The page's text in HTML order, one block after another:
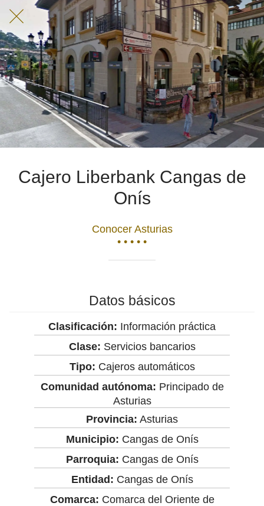
Cajero Liberbank Cangas de
Onís
Conocer Asturias
• • • • •
Datos básicos
Clasificación: Información práctica
Clase: Servicios bancarios
Tipo: Cajeros automáticos
Comunidad autónoma: Principado de
Asturias
Provincia: Asturias
Municipio: Cangas de Onís
Parroquia: Cangas de Onís
Entidad: Cangas de Onís
Comarca: Comarca del Oriente de